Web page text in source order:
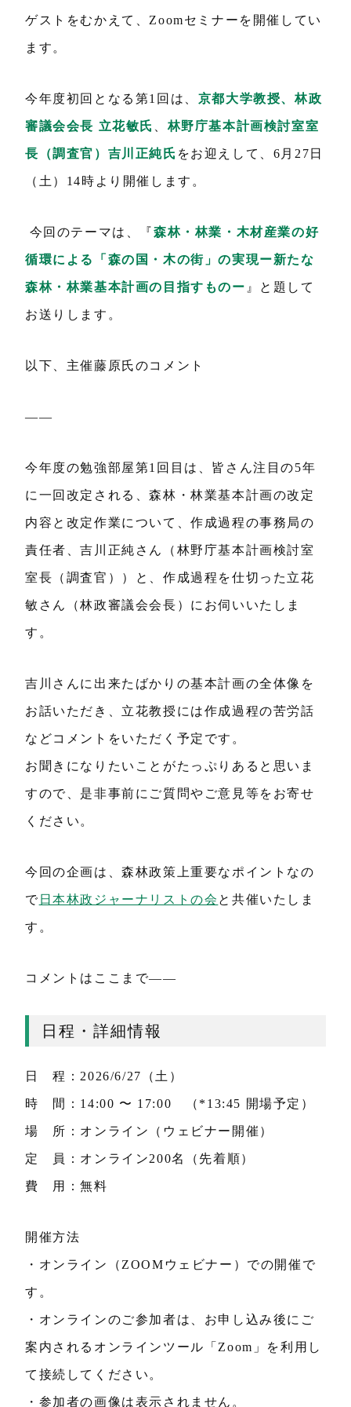
ゲストをむかえて、Zoomセミナーを開催してい
ます。
今年度初回となる第1回は、 京都大学教授、林政
審議会会長 立花敏氏 、林野庁基本計画検討室室
長（調査官）吉川正純氏 をお迎えして、6月27日
（土）14時より開催します。
今回のテーマは、『森林・林業・木材産業の好
循環による「森の国・木の街」の実現ー新たな
森林・林業基本計画の目指すものー 』と題して
お送りします。
以下、主催藤原氏のコメント
——
今年度の勉強部屋第1回目は、皆さん注目の5年
に一回改定される、森林・林業基本計画の改定
内容と改定作業について、作成過程の事務局の
責任者、吉川正純さん（林野庁基本計画検討室
室長（調査官））と、作成過程を仕切った立花
敏さん（林政審議会会長）にお伺いいたしま
す。
吉川さんに出来たばかりの基本計画の全体像を
お話いただき、立花教授には作成過程の苦労話
などコメントをいただく予定です。
お聞きになりたいことがたっぷりあると思いま
すので、是非事前にご質問やご意見等をお寄せ
ください。
今回の企画は、森林政策上重要なポイントなの
で 日本林政ジャーナリストの会 と共催いたしま
す。
コメントはここまで——
日程・詳細情報
日 程：2026/6/27（土）
時 間：14:00 〜 17:00 （*13:45 開場予定）
場 所：オンライン（ウェビナー開催）
定 員：オンライン200名（先着順）
費 用：無料
開催方法
・オンライン（ZOOMウェビナー）での開催で
す。
・オンラインのご参加者は、お申し込み後にご
案内されるオンラインツール「Zoom」を利用し
て接続してください。
・参加者の画像は表示されません。